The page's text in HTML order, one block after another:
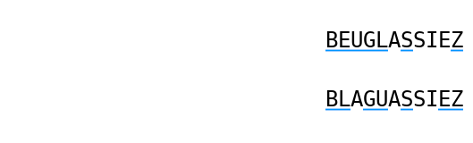
BEUGLASSIEZ
BLAGUASSI EZ